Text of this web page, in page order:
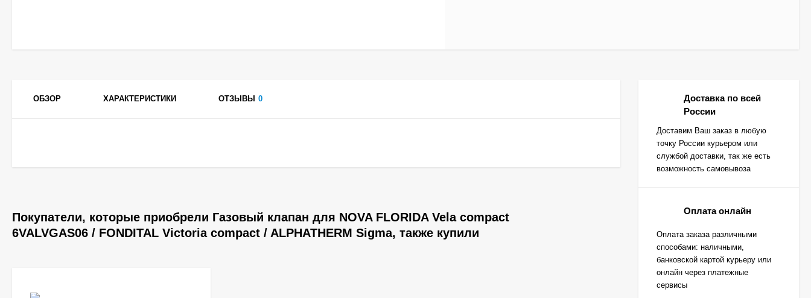
ОБЗОР ХАРАКТЕРИСТИКИ ОТЗЫВЫ 0
Покупатели, которые приобрели Газовый клапан для NOVA FLORIDA Vela compact
6VALVGAS06 / FONDITAL Victoria compact / ALPHATHERM Sigma, также купили
Доставка по всей
России
Доставим Ваш заказ в любую
точку России курьером или
службой доставки, так же есть
возможность самовывоза
Оплата онлайн
Оплата заказа различными
способами: наличными,
банковской картой курьеру или
онлайн через платежные
сервисы